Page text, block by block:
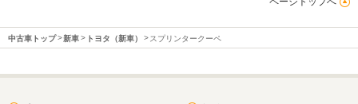
中古車トップ 新車 トヨタ（新車） スプリンタークーペ